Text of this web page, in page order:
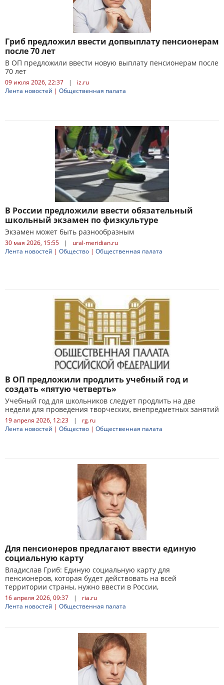
Гриб предложил ввести допвыплату пенсионерам
после 70 лет​
В ОП предложили ввести новую выплату пенсионерам после
70 лет​
09 июля 2026, 22:37 |
iz.ru
Лента новостей | Общественная палата
В России предложили ввести обязательный
школьный экзамен по физкультуре
Экзамен может быть разнообразным
30 мая 2026, 15:55 |
ural-meridian.ru
Лента новостей | Общество | Общественная палата
В ОП предложили продлить учебный год и
создать «пятую четверть»
Учебный год для школьников следует продлить на две
недели для проведения творческих, внепредметных занятий
19 апреля 2026, 12:23 |
rg.ru
Лента новостей | Общество | Общественная палата
Для пенсионеров предлагают ввести единую
социальную карту
Владислав Гриб: Единую социальную карту для
пенсионеров, которая будет действовать на всей
территории страны, нужно ввести в России,
16 апреля 2026, 09:37 |
ria.ru
Лента новостей | Общественная палата